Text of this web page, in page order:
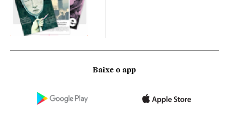
Baixe o app